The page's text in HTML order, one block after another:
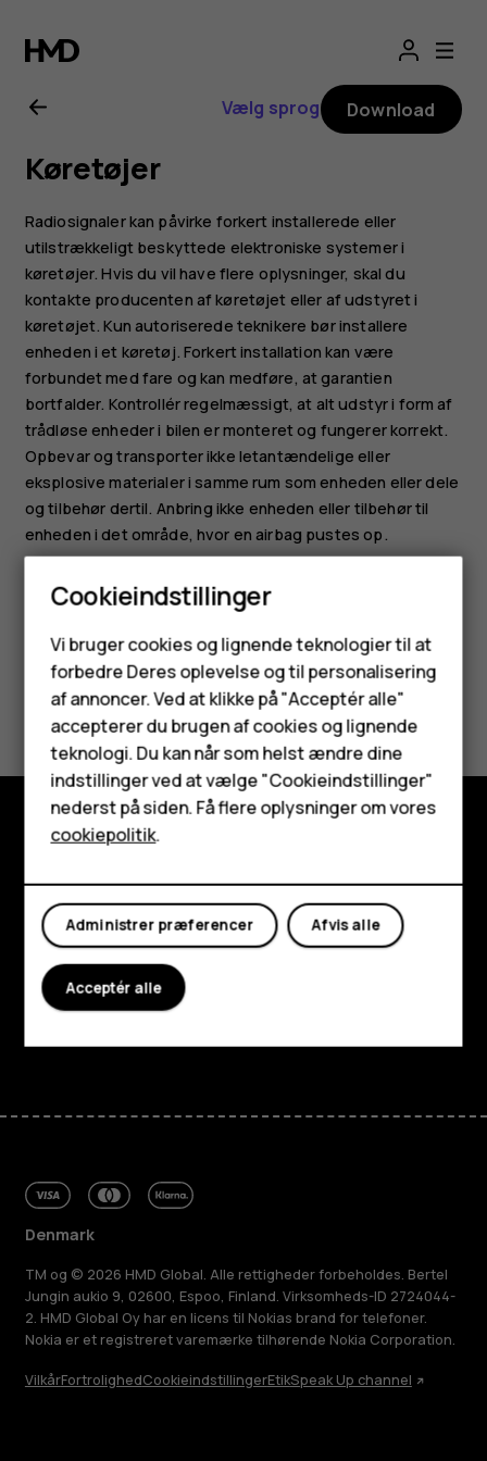
Brugervejledning
til
Nokia
G11
Smartphones
Feature-telefoner
Tilbehør
HMD Terra M
Tablets
Min konto
Vælg sprog Download
Køretøjer
Radiosignaler kan påvirke forkert installerede eller
utilstrækkeligt beskyttede elektroniske systemer i
køretøjer. Hvis du vil have flere oplysninger, skal du
kontakte producenten af køretøjet eller af udstyret i
køretøjet. Kun autoriserede teknikere bør installere
enheden i et køretøj. Forkert installation kan være
forbundet med fare og kan medføre, at garantien
bortfalder. Kontrollér regelmæssigt, at alt udstyr i form af
trådløse enheder i bilen er monteret og fungerer korrekt.
Opbevar og transporter ikke letantændelige eller
eksplosive materialer i samme rum som enheden eller dele
og tilbehør dertil. Anbring ikke enheden eller tilbehør til
enheden i det område, hvor en airbag pustes op.
Synes du, dette var nyttigt?
Ja Nej
Om
Planet and people
Support
Denmark
TM og © 2026 HMD Global. Alle rettigheder forbeholdes. Bertel
Jungin aukio 9, 02600, Espoo, Finland. Virksomheds-ID 2724044-
2. HMD Global Oy har en licens til Nokias brand for telefoner.
Nokia er et registreret varemærke tilhørende Nokia Corporation.
VilkårFortrolighedCookieindstillingerEtikSpeak Up channel
Cookieindstillinger
Vi bruger cookies og lignende teknologier til at
forbedre Deres oplevelse og til personalisering
af annoncer. Ved at klikke på "Acceptér alle"
accepterer du brugen af cookies og lignende
teknologi. Du kan når som helst ændre dine
indstillinger ved at vælge "Cookieindstillinger"
nederst på siden. Få flere oplysninger om vores
cookiepolitik.
Afvis alle
Administrer præferencer
Acceptér alle